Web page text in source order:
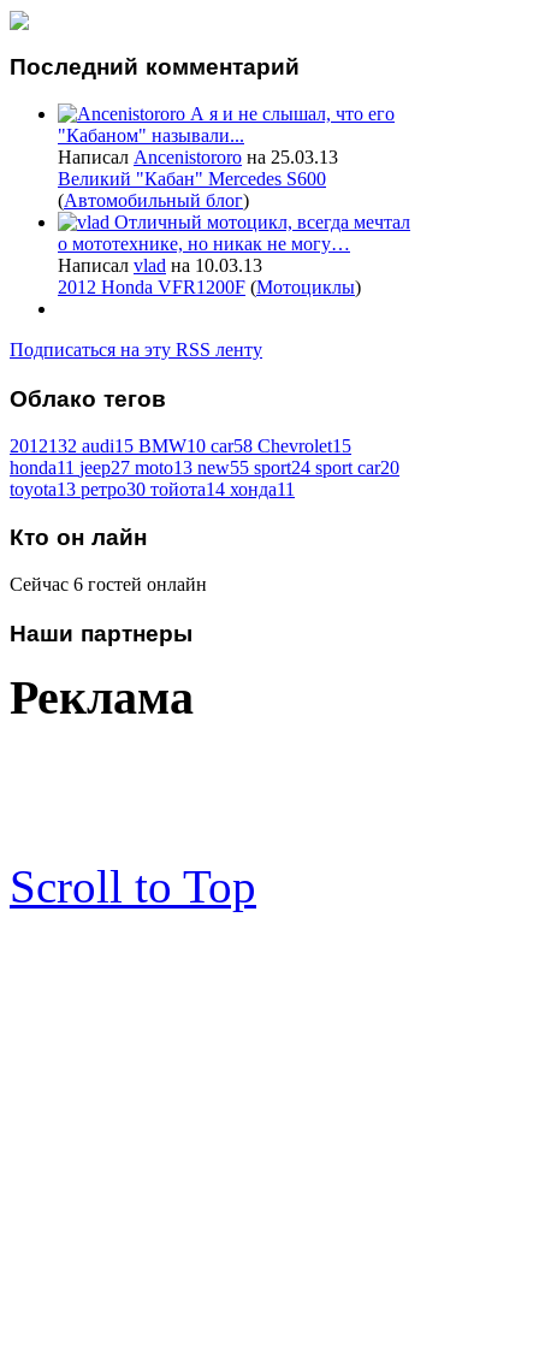
Последний комментарий
А я и не слышал, что его
"Кабаном" называли...
Написал Ancenistororo на 25.03.13
Великий "Кабан" Mercedes S600
(Автомобильный блог)
Отличный мотоцикл, всегда мечтал
о мототехнике, но никак не могу…
Написал vlad на 10.03.13
2012 Honda VFR1200F (Мотоциклы)
Подписаться на эту RSS ленту
Облако тегов
2012132 audi15 BMW10 car58 Chevrolet15
honda11 jeep27 moto13 new55 sport24 sport car20
toyota13 ретро30 тойота14 хонда11
Кто он лайн
Сейчас 6 гостей онлайн
Наши партнеры
Реклама
Scroll to Top